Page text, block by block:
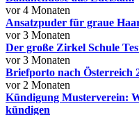
vor 4 Monaten
Ansatzpuder für graue
vor 3 Monaten
Der große Zirkel Schule
vor 3 Monaten
Briefporto nach Österreich
vor 2 Monaten
Kündigung Musterverein:
kündigen